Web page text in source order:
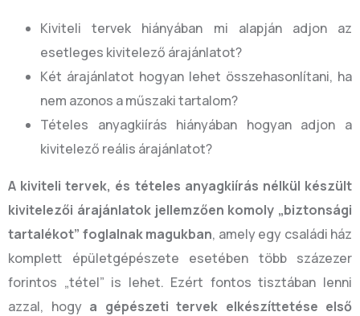
Kiviteli tervek hiányában mi alapján adjon az
esetleges kivitelező árajánlatot?
Két árajánlatot hogyan lehet összehasonlítani, ha
nem azonos a műszaki tartalom?
Tételes anyagkiírás hiányában hogyan adjon a
kivitelező reális árajánlatot?
A kiviteli tervek, és tételes anyagkiírás nélkül készült
kivitelezői árajánlatok jellemzően komoly „biztonsági
tartalékot” foglalnak magukban, amely egy családi ház
komplett épületgépészete esetében több százezer
forintos „tétel” is lehet. Ezért fontos tisztában lenni
azzal, hogy a gépészeti tervek elkészíttetése első